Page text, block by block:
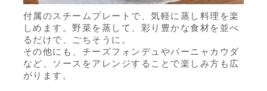
付属のスチームプレートで、気軽に蒸し料理を楽
しめます。野菜を蒸して、彩り豊かな食材を並べ
るだけで、ごちそうに。
その他にも、チーズフォンデュやバーニャカウダ
など、ソースをアレンジすることで楽しみ方も広
がります。